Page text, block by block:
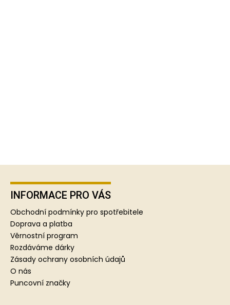
Z
INFORMACE PRO VÁS
Obchodní podmínky pro spotřebitele
Doprava a platba
Věrnostní program
Rozdáváme dárky
Zásady ochrany osobních údajů
O nás
Puncovní značky